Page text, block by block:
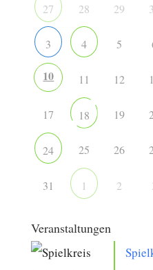
27 28 29
3 4 5
10 11 12
17 18 19
24 25 26
31 1 2
Veranstaltungen